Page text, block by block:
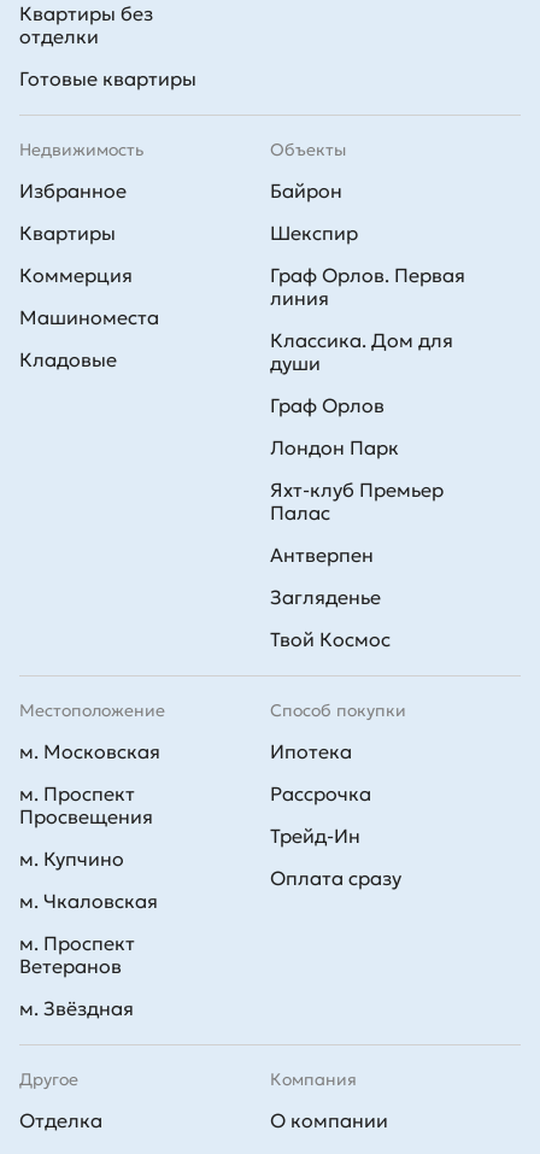
Квартиры без
отделки
Готовые квартиры
Недвижимость
Избранное
Квартиры
Коммерция
Машиноместа
Кладовые
Способ покупки
Ипотека
Рассрочка
Трейд-Ин
Оплата сразу
Объекты
Байрон
Шекспир
Граф Орлов. Первая
линия
Классика. Дом для
души
Граф Орлов
Лондон Парк
Яхт-клуб Премьер
Палас
Антверпен
Загляденье
Твой Космос
Другое
Отделка
Компания
О компании
Местоположение
м. Московская
м. Проспект
Просвещения
м. Купчино
м. Чкаловская
м. Проспект
Ветеранов
м. Звёздная